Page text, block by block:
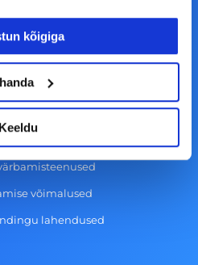
kõigiga
Keeldu
teavitus
KKK
võimalused
lahendused